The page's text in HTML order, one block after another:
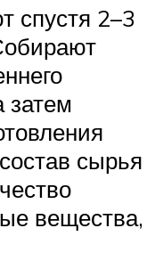
спустя 2–3
затем
сырья
вещества,